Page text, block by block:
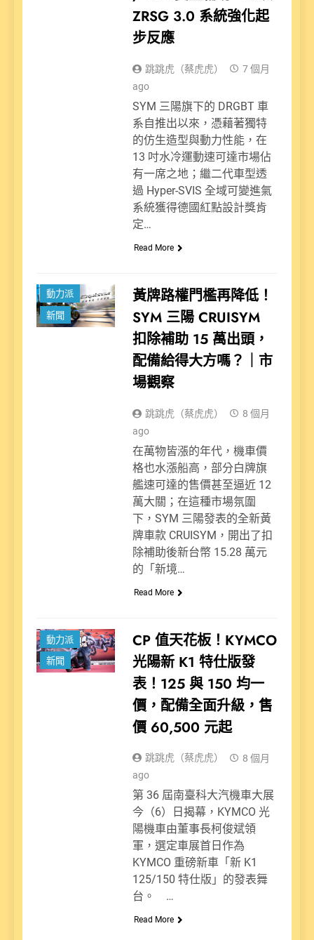
ZRSG 3.0 系統強化起
步反應
跳跳虎（蔡虎虎）
7 個月
ago
SYM 三陽旗下的 DRGBT 車
系自推出以來，憑藉著獨特
的仿生造型與動力性能，在
13 吋水冷運動速可達市場佔
有一席之地；繼二代車型透
過 Hyper-SVIS 全域可變進氣
系統獲得德國紅點設計獎肯
定…
Read More
動力派
新聞
黃牌路權門檻再降低！
SYM 三陽 CRUISYM
扣除補助 15 萬出頭，
配備給得大方嗎？｜市
場觀察
跳跳虎（蔡虎虎）
8 個月
ago
在萬物皆漲的年代，機車價
格也水漲船高，部分白牌旗
艦速可達的售價甚至逼近 12
萬大關；在這種市場氛圍
下，SYM 三陽發表的全新黃
牌車款 CRUISYM，開出了扣
除補助後新台幣 15.28 萬元
的「新境…
Read More
動力派
新聞
CP 值天花板！KYMCO
光陽新 K1 特仕版發
表！125 與 150 均一
價，配備全面升級，售
價 60,500 元起
跳跳虎（蔡虎虎）
8 個月
ago
第 36 屆南臺科大汽機車大展
今（6）日揭幕，KYMCO 光
陽機車由董事長柯俊斌領
軍，選定車展首日作為
KYMCO 重磅新車「新 K1
125/150 特仕版」的發表舞
台。 …
Read More